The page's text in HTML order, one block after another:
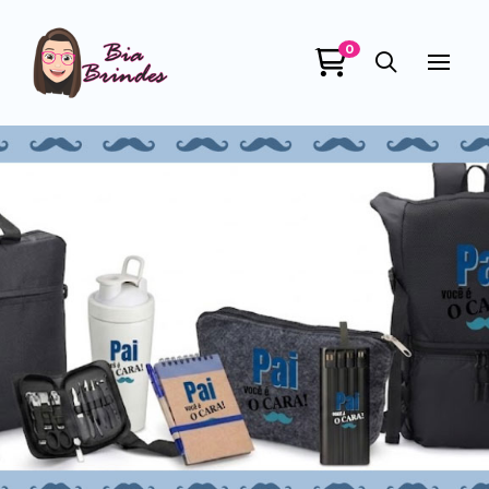
0
Bia Brindes
+55